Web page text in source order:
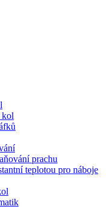
kol
prachu
teplotou pro náboje